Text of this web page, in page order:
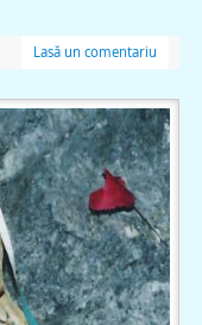
Lasă un comentariu